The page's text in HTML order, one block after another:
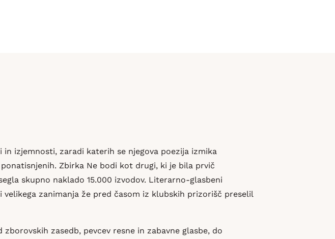
izjemnosti, zaradi katerih se njegova poezija izmika
Zbirka Ne bodi kot drugi, ki je bila prvič
skupno naklado 15.000 izvodov. Literarno-glasbeni
zanimanja že pred časom iz klubskih prizorišč preselil
zasedb, pevcev resne in zabavne glasbe, do